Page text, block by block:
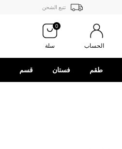
تتبع الشحن
الحساب
0
سلة
طقم فستان قسم